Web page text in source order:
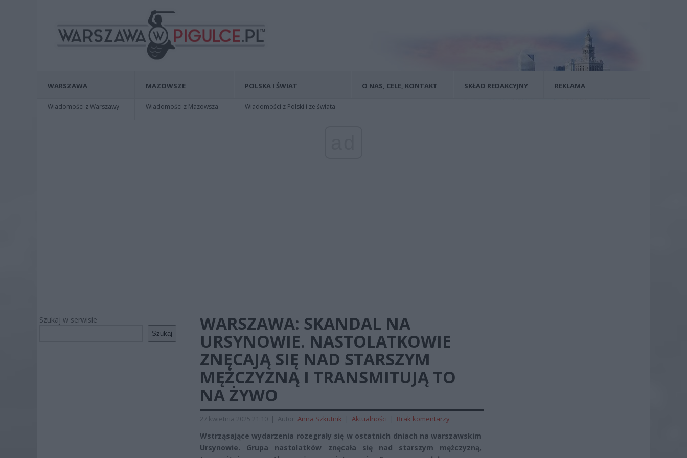
WARSZAWA
Wiadomości z Warszawy
MAZOWSZE
Wiadomości z Mazowsza
POLSKA I ŚWIAT
Wiadomości z Polski i ze świata
O NAS, CELE, KONTAKT SKŁAD REDAKCYJNY REKLAMA
Szukaj w serwisie
Szukaj
WARSZAWA: SKANDAL NA
URSYNOWIE. NASTOLATKOWIE
ZNĘCAJĄ SIĘ NAD STARSZYM
MĘŻCZYZNĄ I TRANSMITUJĄ TO
NA ŻYWO
27 kwietnia 2025 21:10 | Autor: Anna Szkutnik | Aktualności | Brak komentarzy
Wstrząsające wydarzenia rozegrały się w ostatnich dniach na warszawskim
Ursynowie. Grupa nastolatków znęcała się nad starszym mężczyzną,